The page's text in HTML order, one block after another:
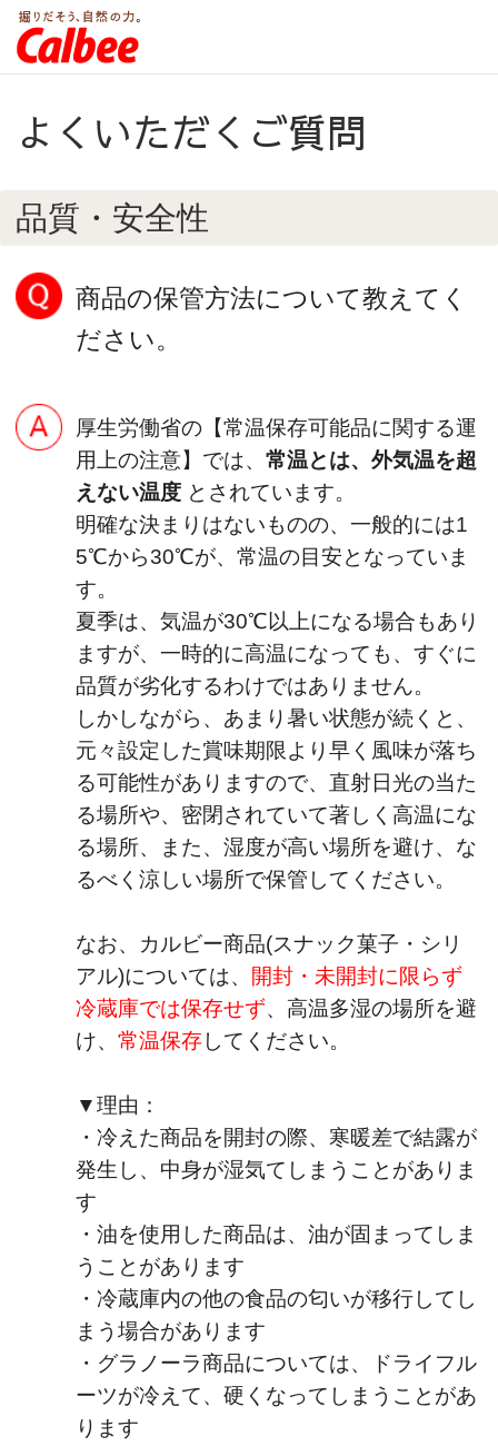
よくいただくご質問
品質・安全性
商品の保管方法について教えてく
ださい。
厚生労働省の【常温保存可能品に関する運
用上の注意】では、 常温とは、外気温を超
えない温度 とされています。
明確な決まりはないものの、一般的には1
5℃から30℃が、常温の目安となっていま
す。
夏季は、気温が30℃以上になる場合もあり
ますが、一時的に高温になっても、すぐに
品質が劣化するわけではありません。
しかしながら、あまり暑い状態が続くと、
元々設定した賞味期限より早く風味が落ち
る可能性がありますので、直射日光の当た
る場所や、密閉されていて著しく高温にな
る場所、また、湿度が高い場所を避け、な
るべく涼しい場所で保管してください。
なお、カルビー商品(スナック菓子・シリ
アル)については、 開封・未開封に限らず
冷蔵庫では保存せず、高温多湿の場所を避
け、 常温保存してください。
▼理由：
・冷えた商品を開封の際、寒暖差で結露が
発生し、中身が湿気てしまうことがありま
す
・油を使用した商品は、油が固まってしま
うことがあります
・冷蔵庫内の他の食品の匂いが移行してし
まう場合があります
・グラノーラ商品については、ドライフル
ーツが冷えて、硬くなってしまうことがあ
ります